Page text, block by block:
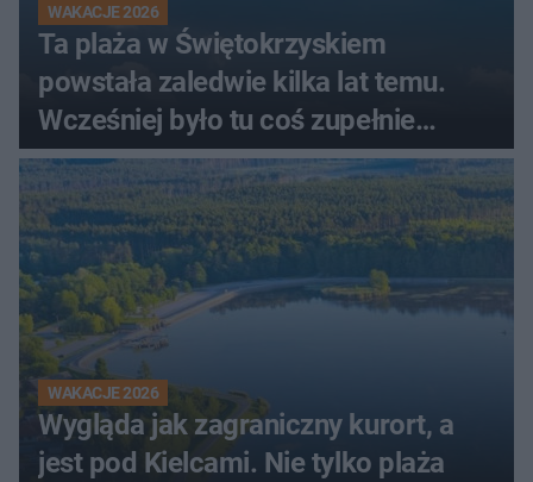
WAKACJE 2026
Ta plaża w Świętokrzyskiem
powstała zaledwie kilka lat temu.
Wcześniej było tu coś zupełnie
innego
WAKACJE 2026
Wygląda jak zagraniczny kurort, a
jest pod Kielcami. Nie tylko plaża